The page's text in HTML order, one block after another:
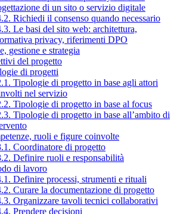
di un sito o servizio digitale
Richiedi il consenso quando necessario
Le basi del sito web: architettura,
privacy, riferimenti DPO
gestione e strategia
del progetto
di progetti
Tipologie di progetto in base agli attori
nel servizio
Tipologie di progetto in base al focus
Tipologie di progetto in base all’ambito di
ruoli e figure coinvolte
Coordinatore di progetto
Definire ruoli e responsabilità
di lavoro
Definire processi, strumenti e rituali
Curare la documentazione di progetto
Organizzare tavoli tecnici collaborativi
Prendere decisioni